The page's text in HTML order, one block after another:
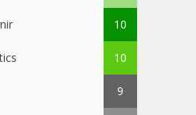
10
10
9